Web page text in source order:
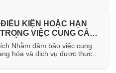
Casio đáng tin cậy tại Đà
đồng thời chia sẻ quy trình
và bảng giá tham [...]
KIỆN HOẶC HẠN
VIỆC CUNG CẤP
HÓA, DỊCH VỤ
Nhằm đảm bảo việc cung
hóa và dịch vụ được thực